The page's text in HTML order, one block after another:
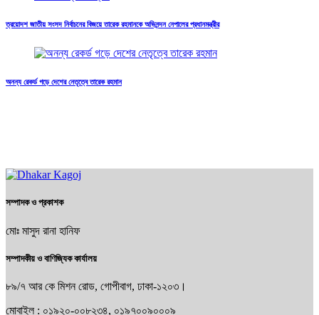
ত্রয়োদশ জাতীয় সংসদ নির্বাচনের বিজয়ে তারেক রহমানকে অভিনন্দন নেপালের প্রধানমন্ত্রীর
অনন্য রেকর্ড গড়ে দেশের নেতৃত্বে তারেক রহমান
সম্পাদক ও প্রকাশক
মোঃ মাসুদ রানা হানিফ
সম্পাদকীয় ও বাণিজ্যিক কার্যালয়
৮৯/৭ আর কে মিশন রোড, গোপীবাগ, ঢাকা-১২০৩।
মোবাইল : ০১৯২০-০০৮২৩৪, ০১৯৭০০৯০০০৯